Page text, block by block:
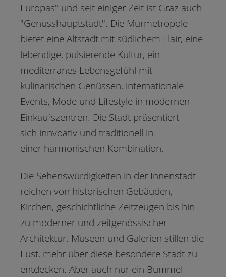
Europas" und seit einiger Zeit ist Graz auch
"Genusshauptstadt". Die Murmetropole
bietet eine Altstadt mit südlichem Flair, eine
lebendige, pulsierende Kultur, ein
mediterranes Lebensgefühl mit
kulinarischen Genüssen, internationale
Events, Mode und Lifestyle in modernen
Einkaufszentren. Die Stadt präsentiert
sich innvoativ und traditionell in
einer harmonischen Kombination.
Die Sehenswürdigkeiten in der Innenstadt
reichen von historischen Gebäuden,
Kirchen, geschichtliche Zeitzeugen bis hin
zu moderner und zeitgenössischer
Architektur. Museen und Galerien stillen die
Lust, mehr über diese besondere Stadt zu
entdecken. Aber auch nur ein Bummel